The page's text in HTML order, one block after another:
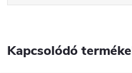
Kapcsolódó